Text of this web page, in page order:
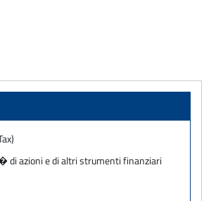
di azioni e di altri strumenti finanziari